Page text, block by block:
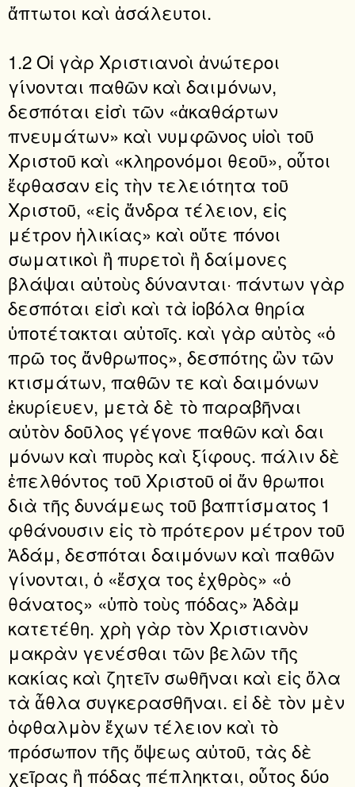
ἄπτωτοι καὶ ἀσάλευτοι.
1.2 Οἱ γὰρ Χριστιανοὶ ἀνώτεροι
γίνονται παθῶν καὶ δαιμόνων,
δεσπόται εἰσὶ τῶν «ἀκαθάρτων
πνευμάτων» καὶ νυμφῶνος υἱοὶ τοῦ
Χριστοῦ καὶ «κληρονόμοι θεοῦ», οὗτοι
ἔφθασαν εἰς τὴν τελειότητα τοῦ
Χριστοῦ, «εἰς ἄνδρα τέλειον, εἰς
μέτρον ἡλικίας» καὶ οὔτε πόνοι
σωματικοὶ ἢ πυρετοὶ ἢ δαίμονες
βλάψαι αὐτοὺς δύνανται· πάντων γὰρ
δεσπόται εἰσὶ καὶ τὰ ἰοβόλα θηρία
ὑποτέτακται αὐτοῖς. καὶ γὰρ αὐτὸς «ὁ
πρῶ τος ἄνθρωπος», δεσπότης ὢν τῶν
κτισμάτων, παθῶν τε καὶ δαιμόνων
ἐκυρίευεν, μετὰ δὲ τὸ παραβῆναι
αὐτὸν δοῦλος γέγονε παθῶν καὶ δαι
μόνων καὶ πυρὸς καὶ ξίφους. πάλιν δὲ
ἐπελθόντος τοῦ Χριστοῦ οἱ ἄν θρωποι
διὰ τῆς δυνάμεως τοῦ βαπτίσματος 1
φθάνουσιν εἰς τὸ πρότερον μέτρον τοῦ
Ἀδάμ, δεσπόται δαιμόνων καὶ παθῶν
γίνονται, ὁ «ἔσχα τος ἐχθρὸς» «ὁ
θάνατος» «ὑπὸ τοὺς πόδας» Ἀδὰμ
κατετέθη. χρὴ γὰρ τὸν Χριστιανὸν
μακρὰν γενέσθαι τῶν βελῶν τῆς
κακίας καὶ ζητεῖν σωθῆναι καὶ εἰς ὅλα
τὰ ἆθλα συγκερασθῆναι. εἰ δὲ τὸν μὲν
ὀφθαλμὸν ἔχων τέλειον καὶ τὸ
πρόσωπον τῆς ὄψεως αὐτοῦ, τὰς δὲ
χεῖρας ἢ πόδας πέπληκται, οὗτος δύο